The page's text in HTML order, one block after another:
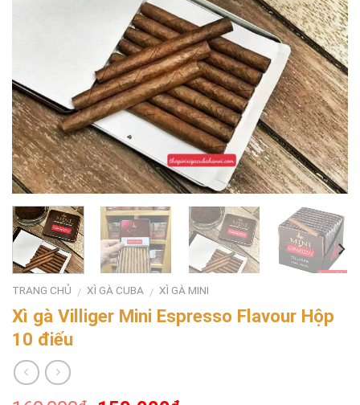
TRANG CHỦ / XÌ GÀ CUBA / XÌ GÀ MINI
Xì gà Villiger Mini Espresso Flavour Hộp
10 điếu